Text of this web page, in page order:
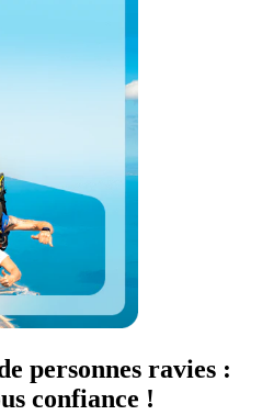
personnes ravies :
confiance !